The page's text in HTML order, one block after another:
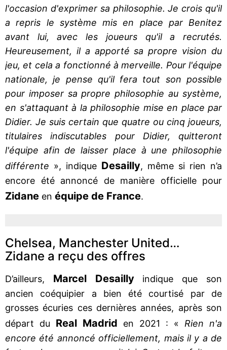
l'occasion d'exprimer sa philosophie. Je crois qu'il
a repris le système mis en place par Benitez
avant lui, avec les joueurs qu'il a recrutés.
Heureusement, il a apporté sa propre vision du
jeu, et cela a fonctionné à merveille. Pour l'équipe
nationale, je pense qu'il fera tout son possible
pour imposer sa propre philosophie au système,
en s'attaquant à la philosophie mise en place par
Didier. Je suis certain que quatre ou cinq joueurs,
titulaires indiscutables pour Didier, quitteront
l'équipe afin de laisser place à une philosophie
différente », indique Desailly, même si rien n’a
encore été annoncé de manière officielle pour
Zidane en équipe de France.
Chelsea, Manchester United…
Zidane a reçu des offres
D’ailleurs, Marcel Desaillyindique que son
ancien coéquipier a bien été courtisé par de
grosses écuries ces dernières années, après son
départ du Real Madrid en 2021 : « Rien n'a
encore été annoncé officiellement, mais il y a de